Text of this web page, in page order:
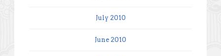
July 2010
June 2010